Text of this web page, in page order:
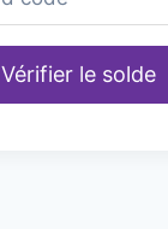
Vérifier le solde